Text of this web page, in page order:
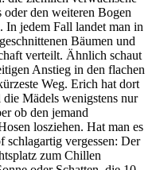
den weiteren Bogen
In jedem Fall landet man in
Bäumen und
verteilt. Ähnlich schaut
Anstieg in den flachen
Weg. Erich hat dort
Mädels wenigstens nur
ob den jemand
losziehen. Hat man es
schlagartig vergessen: Der
zum Chillen